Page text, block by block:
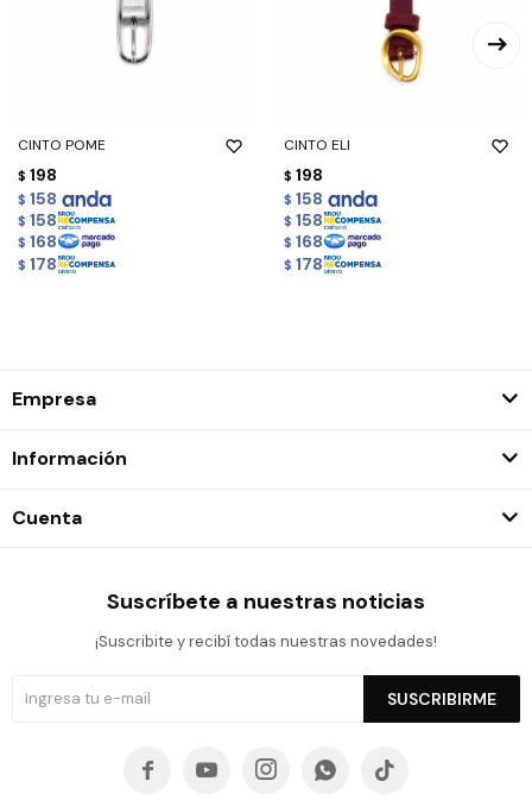
CINTO POME
$ 198
$ 158
$ 158
$ 168
$ 178
CINTO ELI
$ 198
$ 158
$ 158
$ 168
$ 178
Empresa
Información
Cuenta
Suscríbete a nuestras noticias
¡Suscribite y recibí todas nuestras novedades!
SUSCRIBIRME
    